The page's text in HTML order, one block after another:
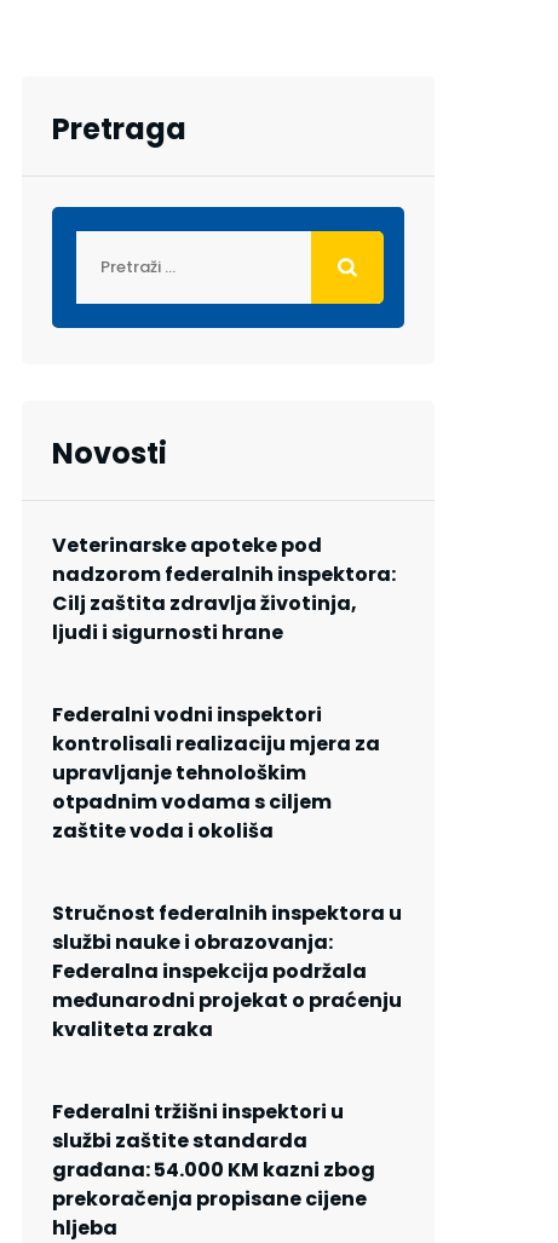
Pretraga
Novosti
Veterinarske apoteke pod
nadzorom federalnih inspektora:
Cilj zaštita zdravlja životinja,
ljudi i sigurnosti hrane
Federalni vodni inspektori
kontrolisali realizaciju mjera za
upravljanje tehnološkim
otpadnim vodama s ciljem
zaštite voda i okoliša
Stručnost federalnih inspektora u
službi nauke i obrazovanja:
Federalna inspekcija podržala
međunarodni projekat o praćenju
kvaliteta zraka
Federalni tržišni inspektori u
službi zaštite standarda
građana: 54.000 KM kazni zbog
prekoračenja propisane cijene
hljeba